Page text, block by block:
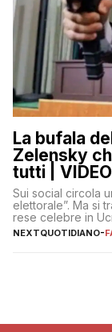
La bufala
Zelensky
tutti | VIDEO
Sui social circola
elettorale”. Ma si
rese celebre in
NEXTQUOTIDIANO-